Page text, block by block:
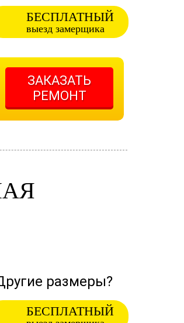
БЕСПЛАТНЫЙ
выезд замерщика
ЗАКАЗАТЬ
РЕМОНТ
размеры?
БЕСПЛАТНЫЙ